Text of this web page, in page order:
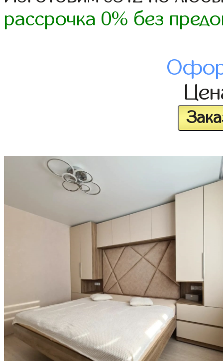
рассрочка 0% без